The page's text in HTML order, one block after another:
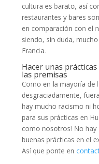
cultura es barato, así
restaurantes y bares
en comparación con el
siendo, sin duda,
Francia.
Hacer unas
las premisas
Como en la mayoría de
desgraciadamente,
hay mucho racismo ni
para sus prácticas en
como nosotros! No hay
buenas prácticas en el
Así que ponte en